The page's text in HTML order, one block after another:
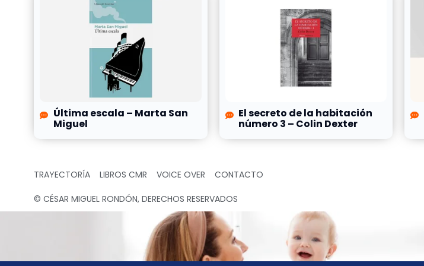
Última escala – Marta San
Miguel
El secreto de la habitación
número 3 – Colin Dexter
TRAYECTORÍA LIBROS CMR VOICE OVER CONTACTO
© CÉSAR MIGUEL RONDÓN, DERECHOS RESERVADOS